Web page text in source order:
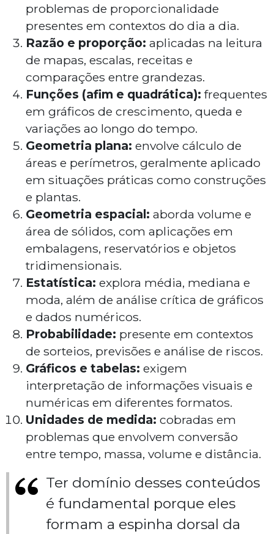
problemas de proporcionalidade
presentes em contextos do dia a dia.
Razão e proporção: aplicadas na leitura
de mapas, escalas, receitas e
comparações entre grandezas.
Funções (afim e quadrática): frequentes
em gráficos de crescimento, queda e
variações ao longo do tempo.
Geometria plana: envolve cálculo de
áreas e perímetros, geralmente aplicado
em situações práticas como construções
e plantas.
Geometria espacial: aborda volume e
área de sólidos, com aplicações em
embalagens, reservatórios e objetos
tridimensionais.
Estatística: explora média, mediana e
moda, além de análise crítica de gráficos
e dados numéricos.
Probabilidade: presente em contextos
de sorteios, previsões e análise de riscos.
Gráficos e tabelas: exigem
interpretação de informações visuais e
numéricas em diferentes formatos.
Unidades de medida: cobradas em
problemas que envolvem conversão
entre tempo, massa, volume e distância.
Ter domínio desses conteúdos
é fundamental porque eles
formam a espinha dorsal da